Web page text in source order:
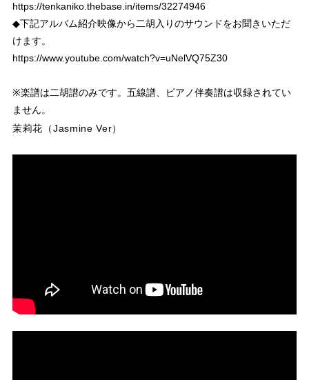
https://tenkaniko.thebase.in/items/32274946
◆下記アルバム紹介映像から二胡入りのサウンドをお聞きいただ
けます。
https://www.youtube.com/watch?v=uNelVQ75Z30
※楽譜は二胡譜のみです。五線譜、ピアノ伴奏譜は収録されてい
ません。
茉莉花（Jasmine Ver）